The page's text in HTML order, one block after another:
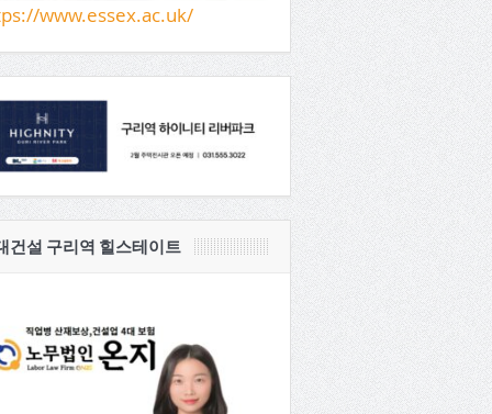
www.essex.ac.uk/
건설 구리역 힐스테이트